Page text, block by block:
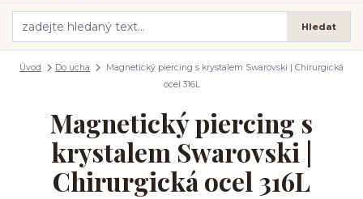
Hledat
Úvod Do ucha
Magnetický piercing s krystalem Swarovski | Chirurgická
ocel 316L
Magnetický piercing s
krystalem Swarovski |
Chirurgická ocel 316L